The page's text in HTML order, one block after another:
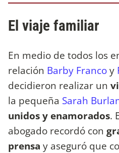
El viaje familiar
En medio de todos los
relación Barby Francoy
decidieron realizar un
la pequeña Sarah
unidos y enamorados.
abogado recordó con
prensa y aseguró que